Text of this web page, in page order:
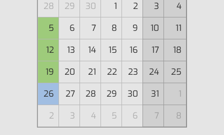
28
29 30 1 2 3
4
5
6 7 8 9 10
11
12
13 14 15 16 17
18
19
20 21 22 23 24
25
26
27 28 29 30 31
1
2
3 4 5 6 7 8